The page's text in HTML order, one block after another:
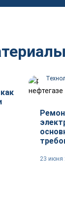
23 июня